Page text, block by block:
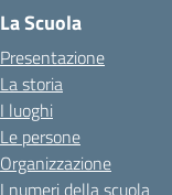
La Scuola
Presentazione
La storia
I luoghi
Le persone
Organizzazione
I numeri della scuola